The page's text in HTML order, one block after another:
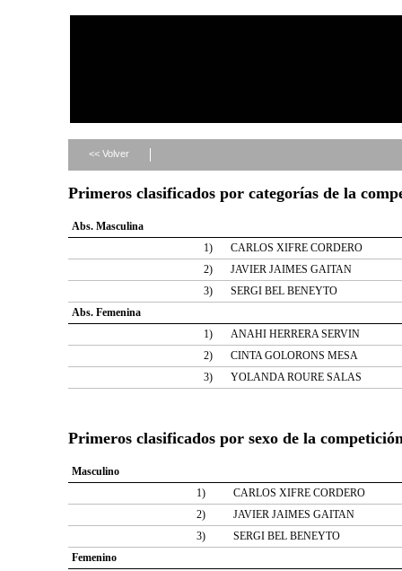
<< Volver
Primeros clasificados por categorías de la
Abs. Masculina
1)
CARLOS XIFRE CORDERO
2)
JAVIER JAIMES GAITAN
3)
SERGI BEL BENEYTO
Abs. Femenina
1)
ANAHI HERRERA SERVIN
2)
CINTA GOLORONS MESA
3)
YOLANDA ROURE SALAS
Primeros clasificados por sexo de la
Masculino
1)
CARLOS XIFRE CORDERO
2)
JAVIER JAIMES GAITAN
3)
SERGI BEL BENEYTO
Femenino